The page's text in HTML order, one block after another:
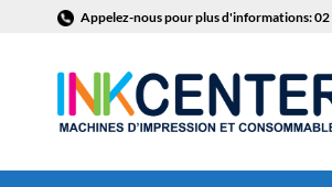
contenu
Appelez-nous pour plus d'informations: 02